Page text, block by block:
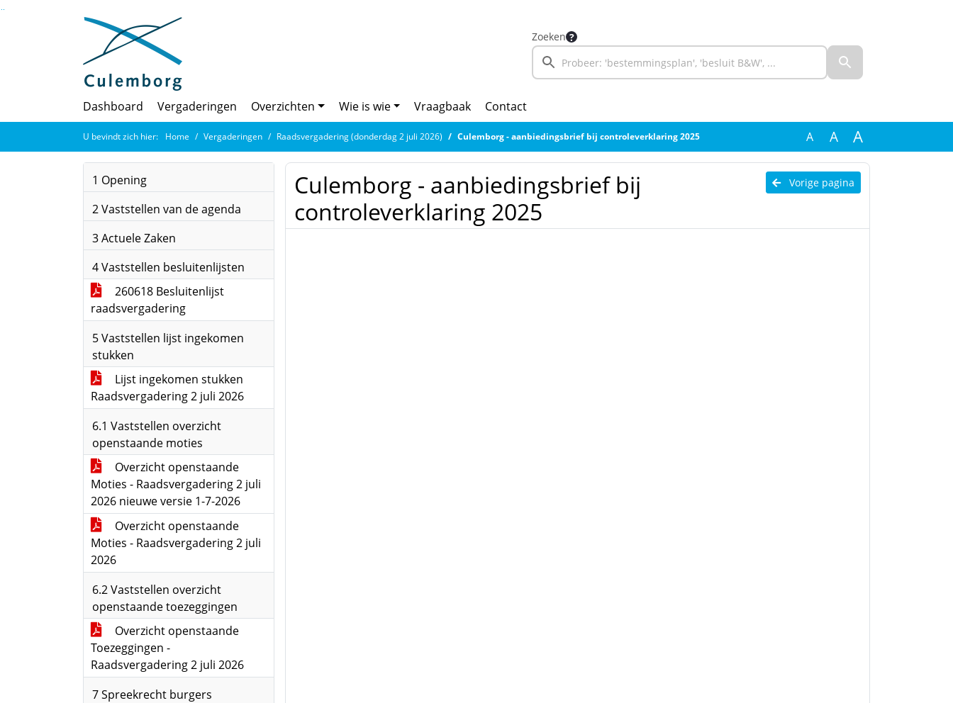
Ga naar de inhoud van deze pagina
Ga naar het zoeken
Ga naar het menu
Zoeken
Dashboard Vergaderingen Overzichten Wie is wie Vraagbaak Contact
U bevindt zich hier: Home Vergaderingen Raadsvergadering (donderdag 2 juli 2026) Culemborg - aanbiedingsbrief bij controleverklaring 2025 A A A
1 Opening
2 Vaststellen van de agenda
3 Actuele Zaken
4 Vaststellen besluitenlijsten
260618 Besluitenlijst
raadsvergadering
5 Vaststellen lijst ingekomen
stukken
Lijst ingekomen stukken
Raadsvergadering 2 juli 2026
6.1 Vaststellen overzicht
openstaande moties
Overzicht openstaande
Moties - Raadsvergadering 2 juli
2026 nieuwe versie 1-7-2026
Overzicht openstaande
Moties - Raadsvergadering 2 juli
2026
6.2 Vaststellen overzicht
openstaande toezeggingen
Overzicht openstaande
Toezeggingen -
Raadsvergadering 2 juli 2026
7 Spreekrecht burgers
Vorige pagina
Culemborg - aanbiedingsbrief bij
controleverklaring 2025